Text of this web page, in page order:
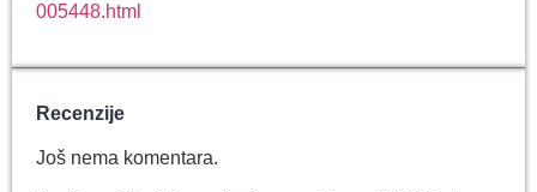
005448.html
Recenzije
Još nema komentara.